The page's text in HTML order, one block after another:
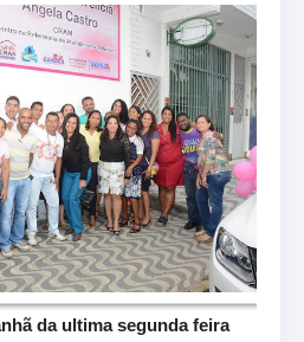
da ultima segunda feira